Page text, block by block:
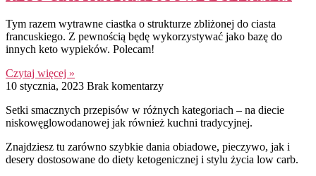
Tym razem wytrawne ciastka o strukturze zbliżonej do ciasta
francuskiego. Z pewnością będę wykorzystywać jako bazę do
innych keto wypieków. Polecam!
Czytaj więcej »
10 stycznia, 2023 Brak komentarzy
Setki smacznych przepisów w różnych kategoriach – na diecie
niskowęglowodanowej jak również kuchni tradycyjnej.
Znajdziesz tu zarówno szybkie dania obiadowe, pieczywo, jak i
desery dostosowane do diety ketogenicznej i stylu życia low carb.